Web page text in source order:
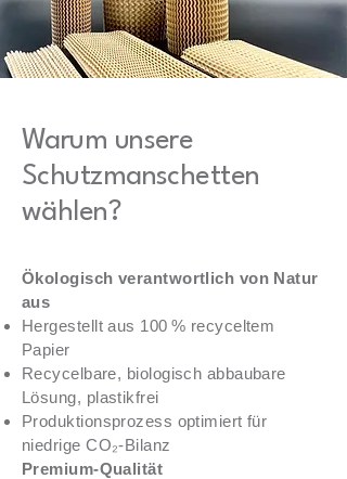
Warum unsere
Schutzmanschetten
wählen?
Ökologisch verantwortlich von Natur
aus
Hergestellt aus 100 % recyceltem
Papier
Recycelbare, biologisch abbaubare
Lösung, plastikfrei
Produktionsprozess optimiert für
niedrige CO₂-Bilanz
Premium-Qualität